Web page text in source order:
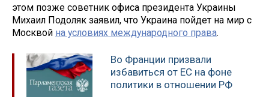
этом позже советник офиса президента Украины
Михаил Подоляк заявил, что Украина пойдет на мир с
Москвой на условиях международного права.
Во Франции призвали
избавиться от ЕС на фоне
политики в отношении РФ